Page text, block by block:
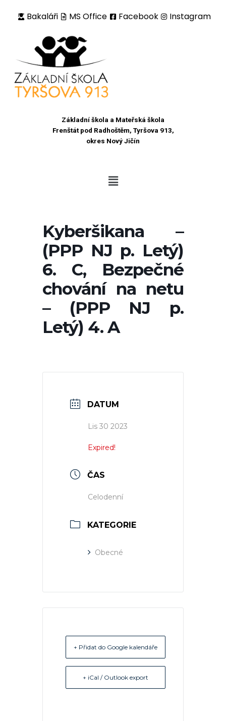
Bakaláři MS Office Facebook Instagram
Základní škola a Mateřská škola
Frenštát pod Radhoštěm, Tyršova 913,
okres Nový Jičín
Kyberšikana –
(PPP NJ p. Letý)
6. C, Bezpečné
chování na netu
– (PPP NJ p.
Letý) 4. A
DATUM
Lis 30 2023
Expired!
ČAS
Celodenní
KATEGORIE
Obecné
+ Přidat do Google kalendáře
+ iCal / Outlook export